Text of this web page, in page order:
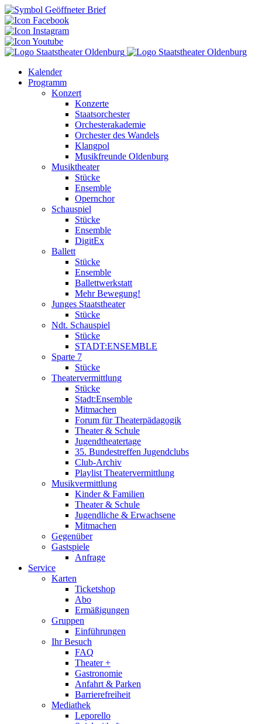
Kalender
Programm
Konzert
Konzerte
Staatsorchester
Orchesterakademie
Orchester des Wandels
Klangpol
Musikfreunde Oldenburg
Musiktheater
Stücke
Ensemble
Opernchor
Schauspiel
Stücke
Ensemble
DigitEx
Ballett
Stücke
Ensemble
Ballettwerkstatt
Mehr Bewegung!
Junges Staatstheater
Stücke
Ndt. Schauspiel
Stücke
STADT:ENSEMBLE
Sparte 7
Stücke
Theatervermittlung
Stücke
Stadt:Ensemble
Mitmachen
Forum für Theaterpädagogik
Theater & Schule
Jugendtheatertage
35. Bundestreffen Jugendclubs
Club-Archiv
Playlist Theatervermittlung
Musikvermittlung
Kinder & Familien
Theater & Schule
Jugendliche & Erwachsene
Mitmachen
Gegenüber
Gastspiele
Anfrage
Service
Karten
Ticketshop
Abo
Ermäßigungen
Gruppen
Einführungen
Ihr Besuch
FAQ
Theater +
Gastronomie
Anfahrt & Parken
Barrierefreiheit
Mediathek
Leporello